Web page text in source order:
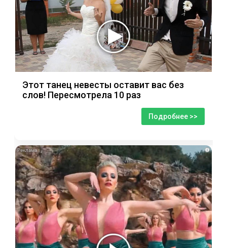
Этот танец невесты оставит вас без
слов! Пересмотрела 10 раз
Подробнее >>
i